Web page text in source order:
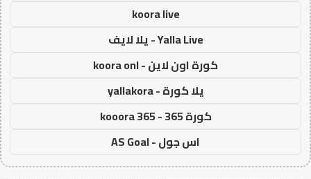
koora live
Yalla Live - يلا لايف
كورة اون لاين - koora onl
يلا كورة - yallakora
كورة 365 - kooora 365
اس جول - AS Goal